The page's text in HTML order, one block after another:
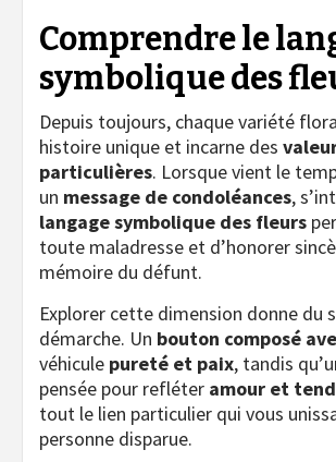
Comprendre le
symbolique des
Depuis toujours, chaque variété
histoire unique et incarne des
particulières. Lorsque vient le
un message de condoléances,
langage symbolique des fleurs
toute maladresse et d’honorer
mémoire du défunt.
Explorer cette dimension donne du
démarche. Un bouton composé
véhicule pureté et paix, tandis
pensée pour refléter amour et
tout le lien particulier qui vous
personne disparue.